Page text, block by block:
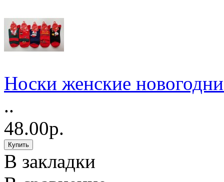
Носки женские
..
48.00р.
В закладки